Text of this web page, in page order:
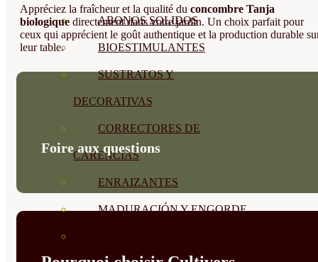
ABONOS SOLIDOS
BIOESTIMULANTES
SUSTRATOS Y
DECORATIVAS
CORRECTORES DE
CARENCIAS
ENRAIZANTES
MADURACIÓN Y ENGORDE
Appréciez la fraîcheur et la qualité du concombre Tanja
biologique directement dans votre jardin. Un choix parfait pour
ceux qui apprécient le goût authentique et la production durable
leur table.
Foire aux questions